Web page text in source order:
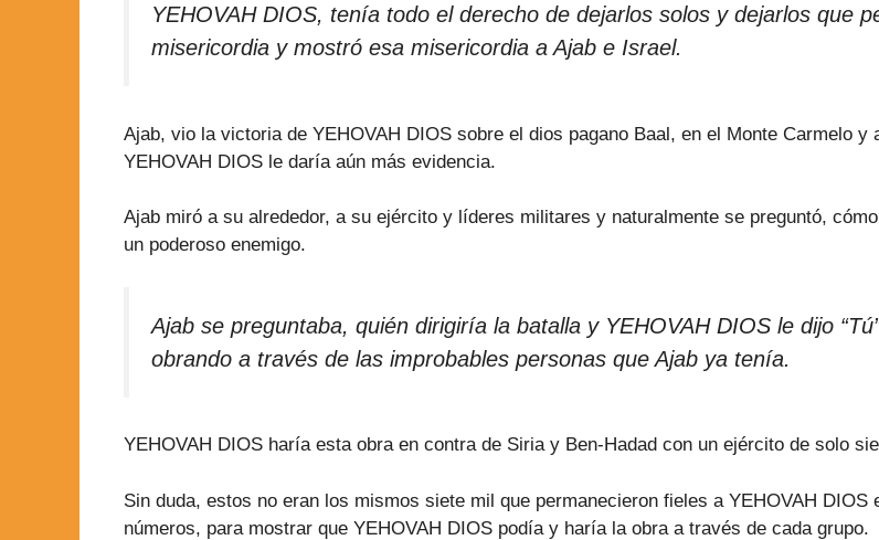
YEHOVAH DIOS, tenía todo el derecho de dejarlos solos y dejarlos que
misericordia y mostró esa misericordia a Ajab e Israel.
Ajab, vio la victoria de YEHOVAH DIOS sobre el dios pagano Baal, en el Monte Carmelo
YEHOVAH DIOS le daría aún más evidencia.
Ajab miró a su alrededor, a su ejército y líderes militares y naturalmente se preguntó,
un poderoso enemigo.
Ajab se preguntaba, quién dirigiría la batalla y YEHOVAH DIOS le dijo
obrando a través de las improbables personas que Ajab ya tenía.
YEHOVAH DIOS haría esta obra en contra de Siria y Ben-Hadad con un ejército de solo
Sin duda, estos no eran los mismos siete mil que permanecieron fieles a YEHOVAH
números, para mostrar que YEHOVAH DIOS podía y haría la obra a través de cada grupo.